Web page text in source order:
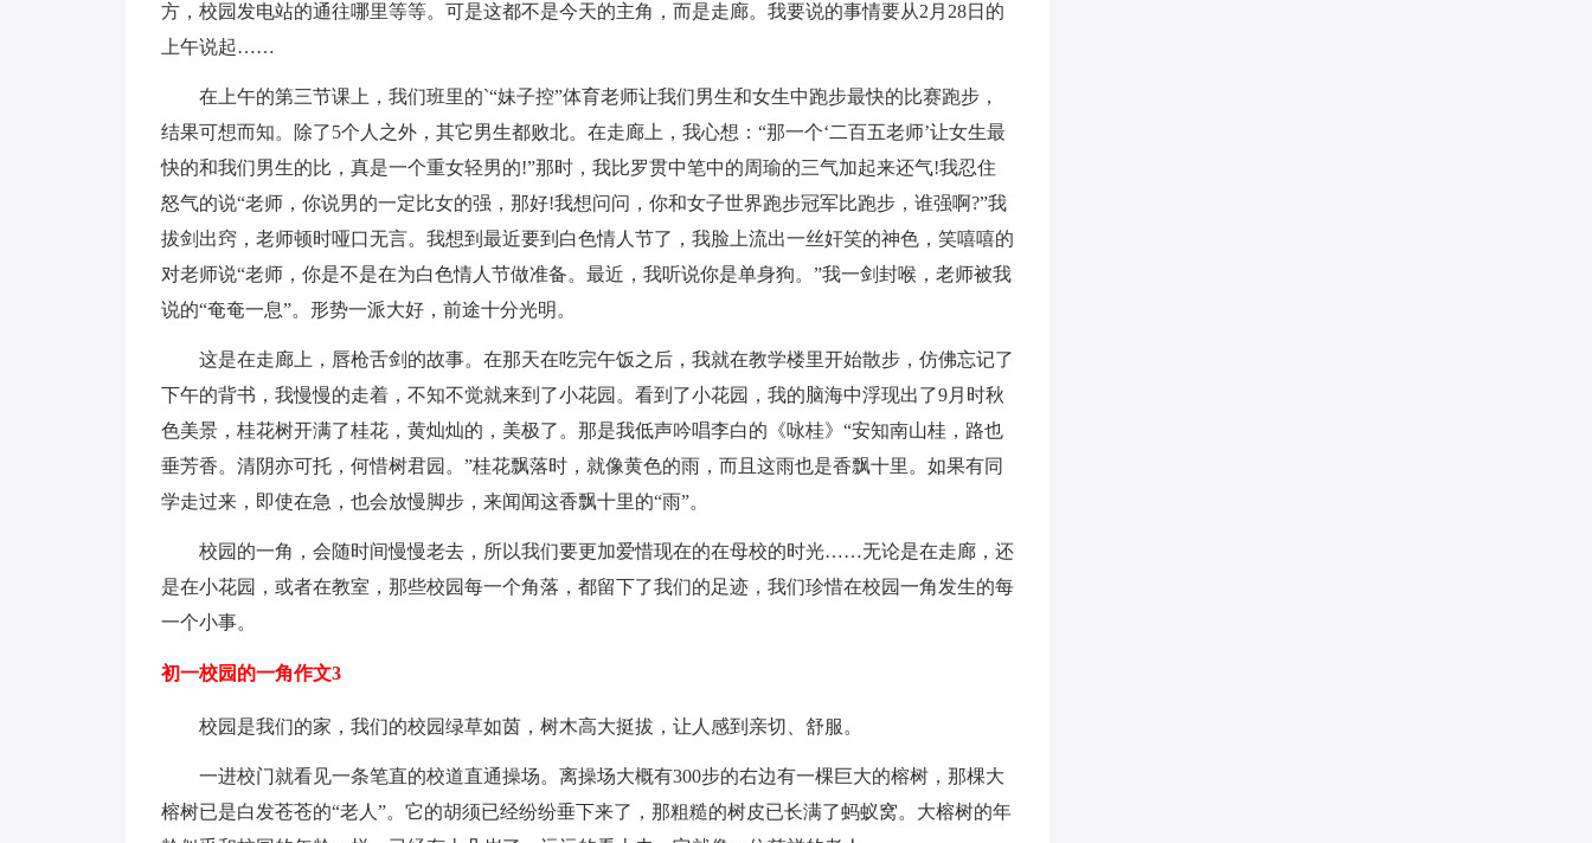
方，校园发电站的通往哪里等等。可是这都不是今天的主角，而是走廊。我要说的事情要从2月28日的
上午说起……
在上午的第三节课上，我们班里的`“妹子控”体育老师让我们男生和女生中跑步最快的比赛跑步，
结果可想而知。除了5个人之外，其它男生都败北。在走廊上，我心想：“那一个‘二百五老师’让女生最
快的和我们男生的比，真是一个重女轻男的!”那时，我比罗贯中笔中的周瑜的三气加起来还气!我忍住
怒气的说“老师，你说男的一定比女的强，那好!我想问问，你和女子世界跑步冠军比跑步，谁强啊?”我
拔剑出窍，老师顿时哑口无言。我想到最近要到白色情人节了，我脸上流出一丝奸笑的神色，笑嘻嘻的
对老师说“老师，你是不是在为白色情人节做准备。最近，我听说你是单身狗。”我一剑封喉，老师被我
说的“奄奄一息”。形势一派大好，前途十分光明。
这是在走廊上，唇枪舌剑的故事。在那天在吃完午饭之后，我就在教学楼里开始散步，仿佛忘记了
下午的背书，我慢慢的走着，不知不觉就来到了小花园。看到了小花园，我的脑海中浮现出了9月时秋
色美景，桂花树开满了桂花，黄灿灿的，美极了。那是我低声吟唱李白的《咏桂》“安知南山桂，路也
垂芳香。清阴亦可托，何惜树君园。”桂花飘落时，就像黄色的雨，而且这雨也是香飘十里。如果有同
学走过来，即使在急，也会放慢脚步，来闻闻这香飘十里的“雨”。
校园的一角，会随时间慢慢老去，所以我们要更加爱惜现在的在母校的时光……无论是在走廊，还
是在小花园，或者在教室，那些校园每一个角落，都留下了我们的足迹，我们珍惜在校园一角发生的每
一个小事。
初一校园的一角作文3
校园是我们的家，我们的校园绿草如茵，树木高大挺拔，让人感到亲切、舒服。
一进校门就看见一条笔直的校道直通操场。离操场大概有300步的右边有一棵巨大的榕树，那棵大
榕树已是白发苍苍的“老人”。它的胡须已经纷纷垂下来了，那粗糙的树皮已长满了蚂蚁窝。大榕树的年